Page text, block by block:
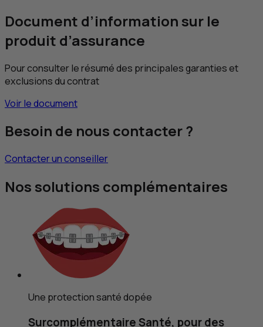
Document d’information sur le
produit d’assurance
Pour consulter le résumé des principales garanties et
exclusions du contrat
Voir le document
Besoin de nous contacter ?
Contacter un conseiller
Nos solutions complémentaires
Une protection santé dopée
Surcomplémentaire Santé, pour des